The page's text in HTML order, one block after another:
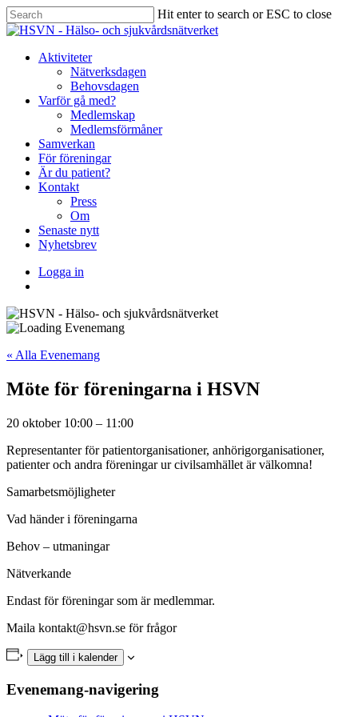
Skip
to
content
Hit enter to search or ESC to close
Close
Menu
Aktiviteter
Nätverksdagen
Behovsdagen
Varför gå med?
Medlemskap
Medlemsförmåner
Samverkan
För föreningar
Är du patient?
Kontakt
Press
Om
Senaste nytt
Nyhetsbrev
Logga in
« Alla Evenemang
Möte för föreningarna i HSVN
20 oktober 10:00 – 11:00
Representanter för patientorganisationer, anhörigorganisationer,
patienter och andra föreningar ur civilsamhället är välkomna!
Samarbetsmöjligheter
Vad händer i föreningarna
Behov – utmaningar
Nätverkande
Endast för föreningar som är medlemmar.
Maila kontakt@hsvn.se för frågor
Lägg till i kalender
Evenemang-navigering